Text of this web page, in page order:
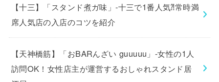
【十三】「スタンド煮ガ味」-十三で1番人気⁈常時満
席人気店の入店のコツを紹介
【天神橋筋】「おBARんざい guuuuu」-女性の1人
訪問OK！女性店主が運営するおしゃれスタンド居